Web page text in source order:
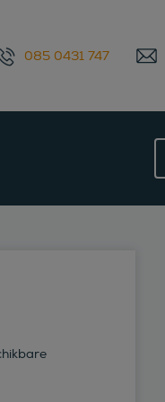
085 0431 747